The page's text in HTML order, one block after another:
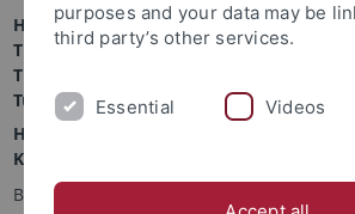
Herzlich willkommen am Lehrstuhl für
Theologie II und des Instituts für Ethik an
Theologischen Fakultät der Eberhard
Tübingen.
Hier finden Sie allgemeine und aktuelle
Kontaktdaten des Lehrstuhls ST II.
Bei Fragen ist Ihnen unser Sekretariat
purposes and your data may be
third party’s other services.
Essential Videos